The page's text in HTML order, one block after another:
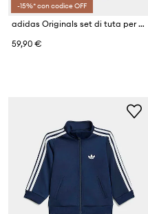
-15%* con codice OFF
adidas Originals set di tuta per bambini
59,90 €